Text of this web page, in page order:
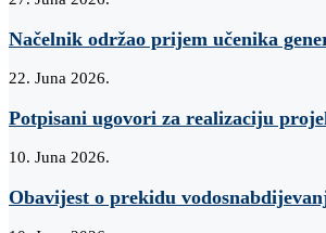
Načelnik održao prijem učenika
22. Juna 2026.
Potpisani ugovori za realizaciju
10. Juna 2026.
Obavijest o prekidu